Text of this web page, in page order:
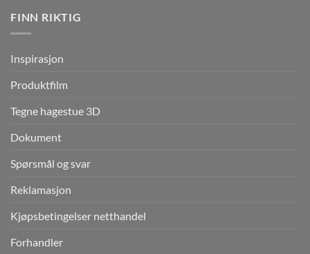
FINN RIKTIG
Inspirasjon
Produktfilm
Tegne hagestue 3D
Dokument
Spørsmål og svar
Reklamasjon
Kjøpsbetingelser netthandel
Forhandler